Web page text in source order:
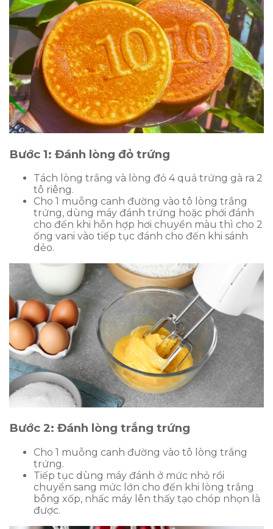
Bước 1: Đánh lòng đỏ trứng
Tách lòng trắng và lòng đỏ 4 quả trứng gà ra 2
tô riêng.
Cho 1 muỗng canh đường vào tô lòng trắng
trứng, dùng máy đánh trứng hoặc phới đánh
cho đến khi hỗn hợp hơi chuyển màu thì cho 2
ống vani vào tiếp tục đánh cho đến khi sánh
dẻo.
Bước 2: Đánh lòng trắng trứng
Cho 1 muỗng canh đường vào tô lòng trắng
trứng.
Tiếp tục dùng máy đánh ở mức nhỏ rồi
chuyển sang mức lớn cho đến khi lòng trắng
bông xốp, nhấc máy lên thấy tạo chóp nhọn là
được.